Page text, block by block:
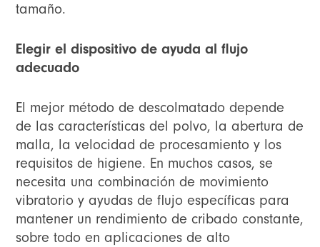
tamaño.
Elegir el dispositivo de ayuda al flujo
adecuado
El mejor método de descolmatado depende
de las características del polvo, la abertura de
malla, la velocidad de procesamiento y los
requisitos de higiene. En muchos casos, se
necesita una combinación de movimiento
vibratorio y ayudas de flujo específicas para
mantener un rendimiento de cribado constante,
sobre todo en aplicaciones de alto